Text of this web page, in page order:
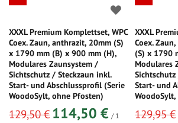
XXXL Premium Komplettset, WPC
Coex. Zaun, anthrazit, 20mm (S)
x 1790 mm (B) x 900 mm (H),
Modulares Zaunsystem /
Sichtschutz / Steckzaun inkl.
Start- und Abschlussprofil (Serie
WoodoSylt, ohne Pfosten)
sonderangebot
129,50 € 114,50 € / 1
XXXL
Coex.
(S) x 1790
Modulares
Start- und
sonderangebot
129,95 €